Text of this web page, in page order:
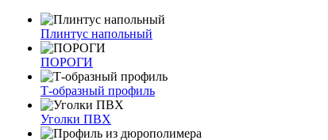
Плинтус напольный
ПОРОГИ
Т-образный профиль
Уголки ПВХ